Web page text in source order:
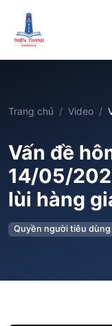
Trang chủ Video
Vấn đề
14/05/
lùi hàng
Quyền người tiêu dùng